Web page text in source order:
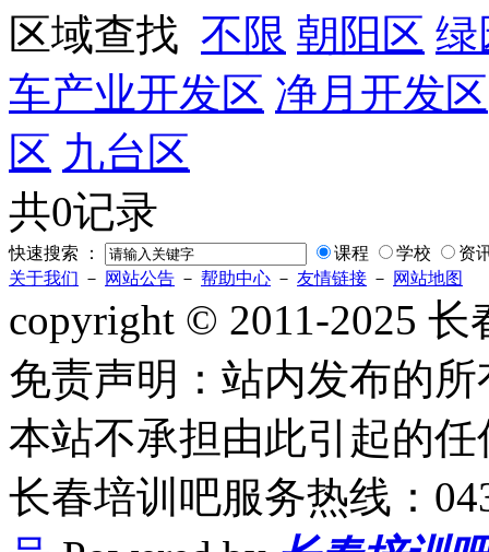
区域查找 不限 朝阳区 绿
车产业开发区 净月开发区
区 九台区
共0记录
快速搜索 ： 课程 学校
资
关于我们 － 网站公告 － 帮助中心 － 友情链接 － 网站地图
copyright © 2011-2025
免责声明：站内发布的
本站不承担由此引起的
长春培训吧服务热线：